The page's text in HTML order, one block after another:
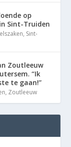
op
Sint-Truiden
, Sint-
Zoutleeuw
“Ik
te gaan!”
, Zoutleeuw